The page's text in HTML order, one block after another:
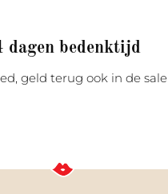
dagen bedenktijd
geld terug ook in de sale